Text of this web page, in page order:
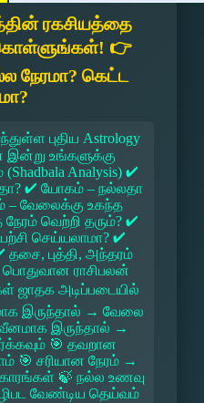
ரகசியத்தை
கொள்ளுங்கள்! 👉
நேரமா? கெட்ட
புதிய Astrology
இன்று உங்களுக்கு
Analysis) ✔
✔ யோகம் – நல்லதா
வேலைக்கு உகந்த
வெற்றி தரும்? ✔
செய்யலாமா? ✔
தசை, புத்தி, அந்தரம்
பொதுவான ராசிபலன்
ஜாதக அடிப்படையில்
இருந்தால் → வேலை
இருந்தால் →
🎯 தவறான
🎯 சரியான நேரம் →
🍃 நல்ல உணவு
வேண்டிய தெய்வம்